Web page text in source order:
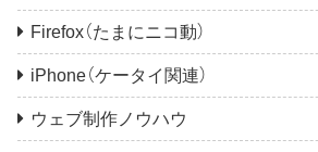
Firefox（たまにニコ動）
iPhone（ケータイ関連）
ウェブ制作ノウハウ